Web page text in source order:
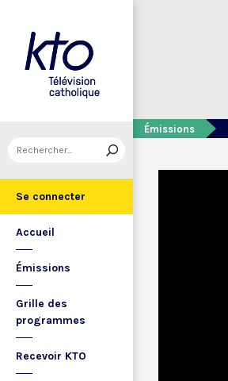
Se connecter
Accueil
Émissions
Grille des
programmes
Recevoir KTO
Émissions